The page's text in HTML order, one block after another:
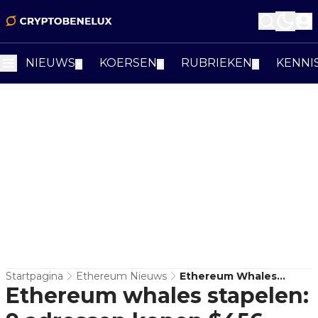
NIEUWS KOERSEN RUBRIEKEN
Startpagina Ethereum Nieuws
Ethereum Whales
Stapelen: 9 Adressen
Kopen $456 Miljoen,
Ethereum whales stapelen: